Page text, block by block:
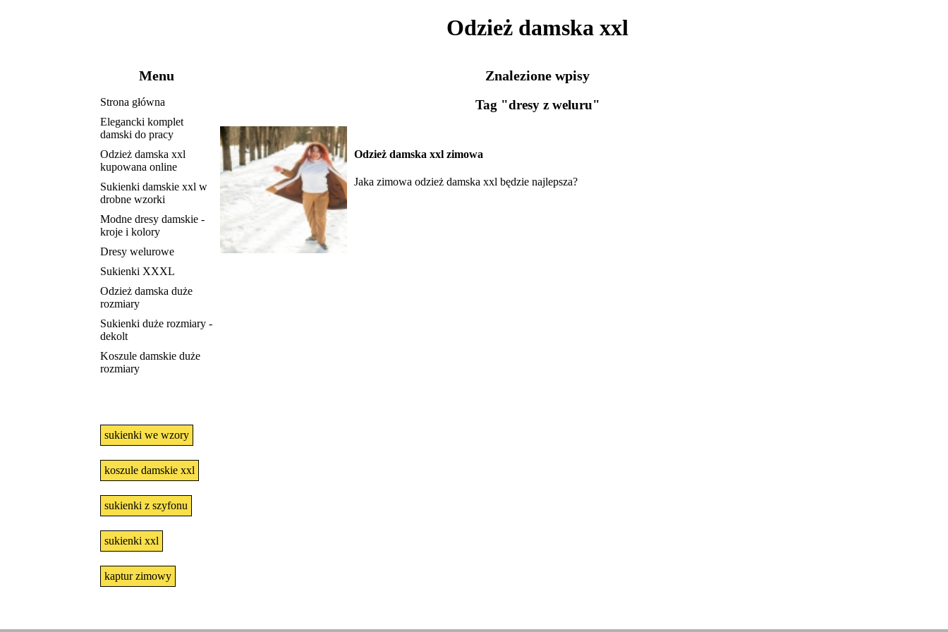
Odzież damska xxl
Menu
Strona główna
Elegancki komplet
damski do pracy
Odzież damska xxl
kupowana online
Sukienki damskie xxl w
drobne wzorki
Modne dresy damskie -
kroje i kolory
Dresy welurowe
Sukienki XXXL
Odzież damska duże
rozmiary
Sukienki duże rozmiary -
dekolt
Koszule damskie duże
rozmiary
sukienki we wzory
koszule damskie xxl
sukienki z szyfonu
sukienki xxl
kaptur zimowy
Znalezione wpisy
Tag "dresy z weluru"
Odzież damska xxl zimowa
Jaka zimowa odzież damska xxl będzie najlepsza?